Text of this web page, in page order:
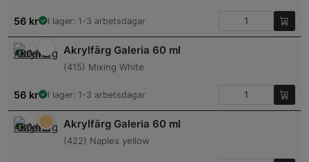
56 kr I lager: 1-3 arbetsdagar
Akrylfärg Galeria 60 ml
(415) Mixing White
56 kr I lager: 1-3 arbetsdagar
Akrylfärg Galeria 60 ml
(422) Naples yellow